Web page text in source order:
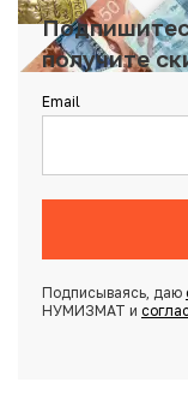
получите
Email
Подписываясь, даю
НУМИЗМАТ и